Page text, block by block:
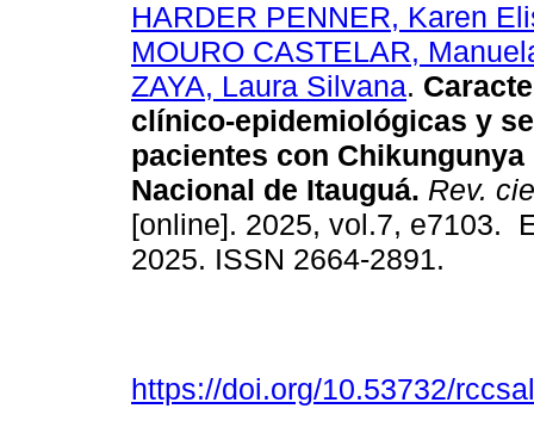
HARDER PENNER, Karen
MOURO CASTELAR,
ZAYA, Laura Silvana.
clínico-epidemiológicas y
pacientes con
Nacional de Itauguá. Rev.
[online]. 2025, vol.7, e7103.
2025. ISSN 2664-2891.
https://doi.org/10.53732/